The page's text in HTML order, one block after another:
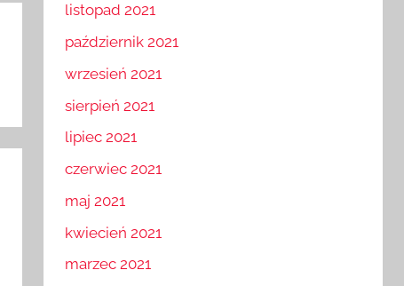
listopad 2021
październik 2021
wrzesień 2021
sierpień 2021
lipiec 2021
czerwiec 2021
maj 2021
kwiecień 2021
marzec 2021